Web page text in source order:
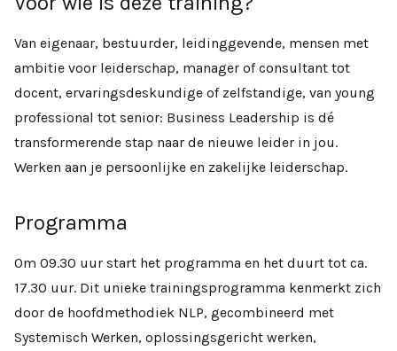
Van eigenaar, bestuurder, leidinggevende, mensen met
ambitie voor leiderschap, manager of consultant tot
docent, ervaringsdeskundige of zelfstandige, van young
professional tot senior: Business Leadership is dé
transformerende stap naar de nieuwe leider in jou.
Werken aan je persoonlijke en zakelijke leiderschap.
Programma
Om 09.30 uur start het programma en het duurt tot ca.
17.30 uur. Dit unieke trainingsprogramma kenmerkt zich
door de hoofdmethodiek NLP, gecombineerd met
Systemisch Werken, oplossingsgericht werken,